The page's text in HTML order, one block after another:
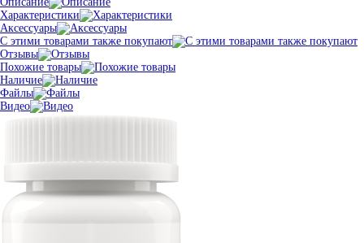
Характеристики
Аксессуары
С этими товарами также покупают
Отзывы
Похожие товары
Наличие
Файлы
Видео